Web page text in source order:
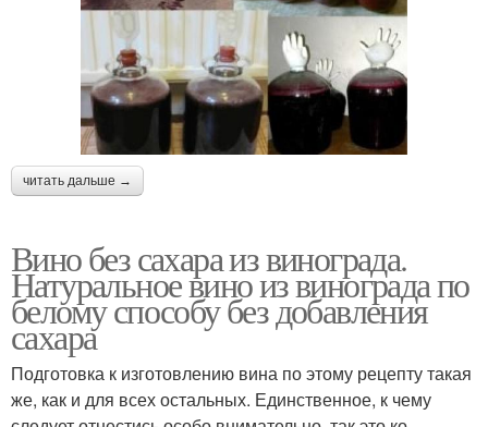
читать дальше →
Вино без сахара из винограда.
Натуральное вино из винограда по
белому способу без добавления
сахара
Подготовка к изготовлению вина по этому рецепту такая
же, как и для всех остальных. Единственное, к чему